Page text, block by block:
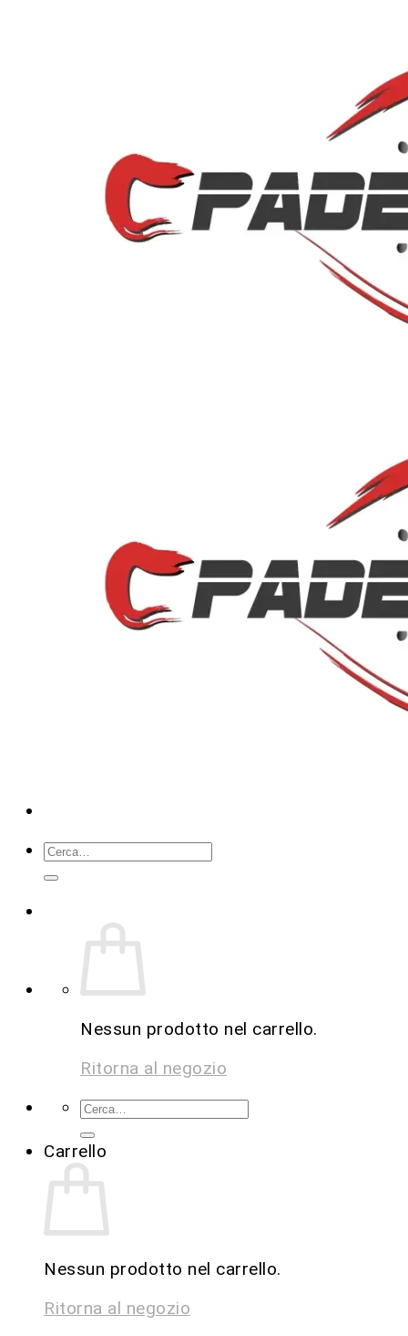
Nessun prodotto nel carrello.
Ritorna al negozio
Carrello
Nessun prodotto nel carrello.
Ritorna al negozio